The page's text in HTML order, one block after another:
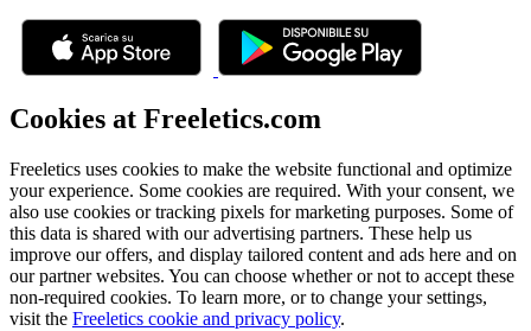
Cookies at Freeletics.com
Freeletics uses cookies to make the website functional and optimize
your experience. Some cookies are required. With your consent, we
also use cookies or tracking pixels for marketing purposes. Some of
this data is shared with our advertising partners. These help us
improve our offers, and display tailored content and ads here and on
our partner websites. You can choose whether or not to accept these
non-required cookies. To learn more, or to change your settings,
visit the Freeletics cookie and privacy policy.